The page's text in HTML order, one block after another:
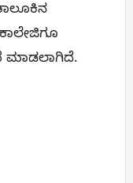
ಮಾಡಲಾಗಿದೆ.